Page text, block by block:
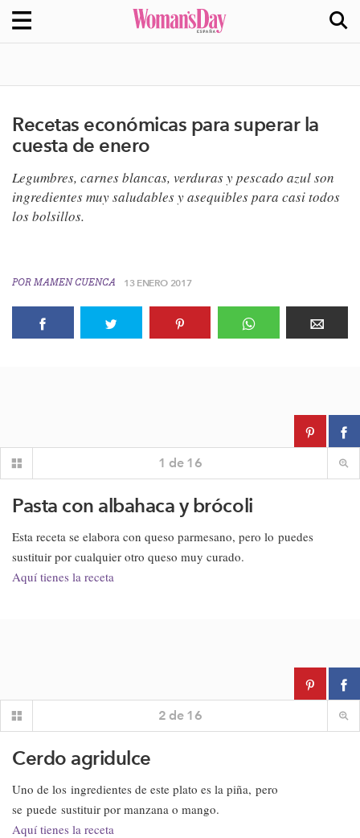
Recetas económicas para superar la
cuesta de enero
Legumbres, carnes blancas, verduras y pescado azul son
ingredientes muy saludables y asequibles para casi todos
los bolsillos.
POR MAMEN CUENCA 13 ENERO 2017
1 de 16
Pasta con albahaca y brócoli
Esta receta se elabora con queso parmesano, pero lo puedes
sustituir por cualquier otro queso muy curado.
Aquí tienes la receta
2 de 16
Cerdo agridulce
Uno de los ingredientes de este plato es la piña, pero
se puede sustituir por manzana o mango.
Aquí tienes la receta